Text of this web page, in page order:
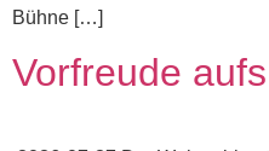
Bühne […]
Vorfreude